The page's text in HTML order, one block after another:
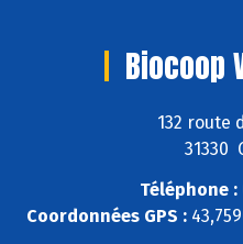
Biocoop
132 route
31330
Téléphone :
Coordonnées GPS :